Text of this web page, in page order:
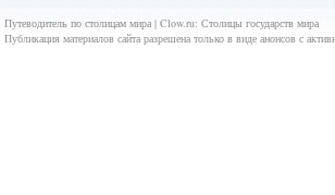
Путеводитель по столицам мира | Clow.ru: Столицы государств мира
Публикация материалов сайта разрешена только в виде анонсов с